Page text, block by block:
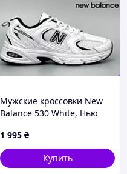
Мужские кроссовки New
Balance 530 White, Нью
см)
1 995 ₴
Купить